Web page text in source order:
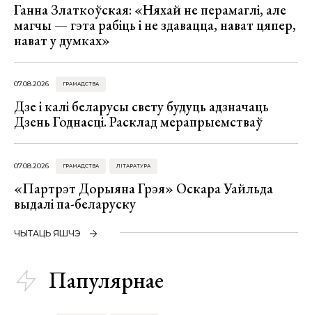
Ганна Златкоўская: «Няхай не перамаглі, але
магчы — гэта рабіць і не здавацца, нават цяпер,
нават у думках»
07.08.2026 ГРАМАДСТВА
Дзе і калі беларусы свету будуць адзначаць
Дзень Годнасці. Расклад мерапрыемстваў
07.08.2026 ГРАМАДСТВА ЛІТАРАТУРА
«Партрэт Дорыяна Грэя» Оскара Уайльда
выдалі па-беларуску
ЧЫТАЦЬ ЯШЧЭ
Папулярнае